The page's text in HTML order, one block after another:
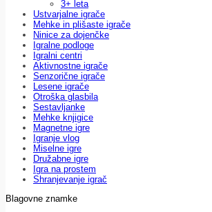
3+ leta
Ustvarjalne igrače
Mehke in plišaste igrače
Ninice za dojenčke
Igralne podloge
Igralni centri
Aktivnostne igrače
Senzorične igrače
Lesene igrače
Otroška glasbila
Sestavljanke
Mehke knjigice
Magnetne igre
Igranje vlog
Miselne igre
Družabne igre
Igra na prostem
Shranjevanje igrač
Blagovne znamke